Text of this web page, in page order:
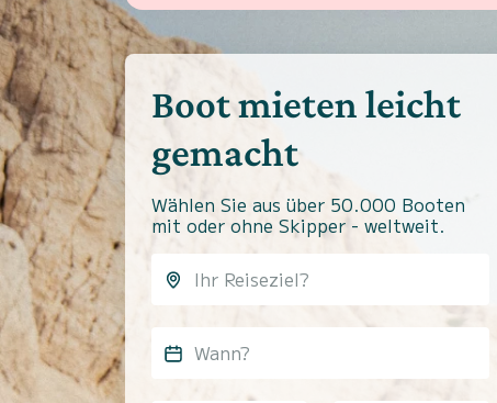
Boot mieten leicht
gemacht
Wählen Sie aus über 50.000 Booten
mit oder ohne Skipper - weltweit.
Wann?